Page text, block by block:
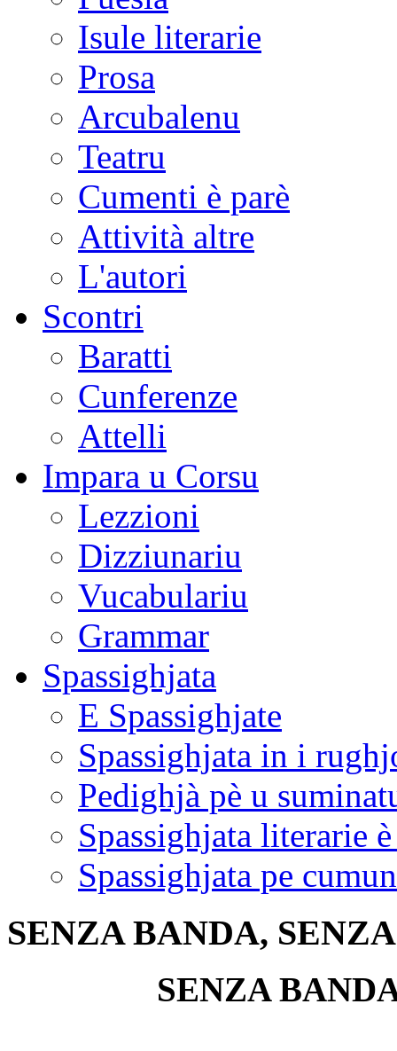
Isule literarie
Prosa
Arcubalenu
Teatru
Cumenti è parè
Attività altre
L'autori
Scontri
Baratti
Cunferenze
Attelli
Impara u Corsu
Lezzioni
Dizziunariu
Vucabulariu
Grammar
Spassighjata
E Spassighjate
Spassighjata in i
Pedighjà pè u
Spassighjata literarie
Spassighjata pe
SENZA BANDA,
SENZA